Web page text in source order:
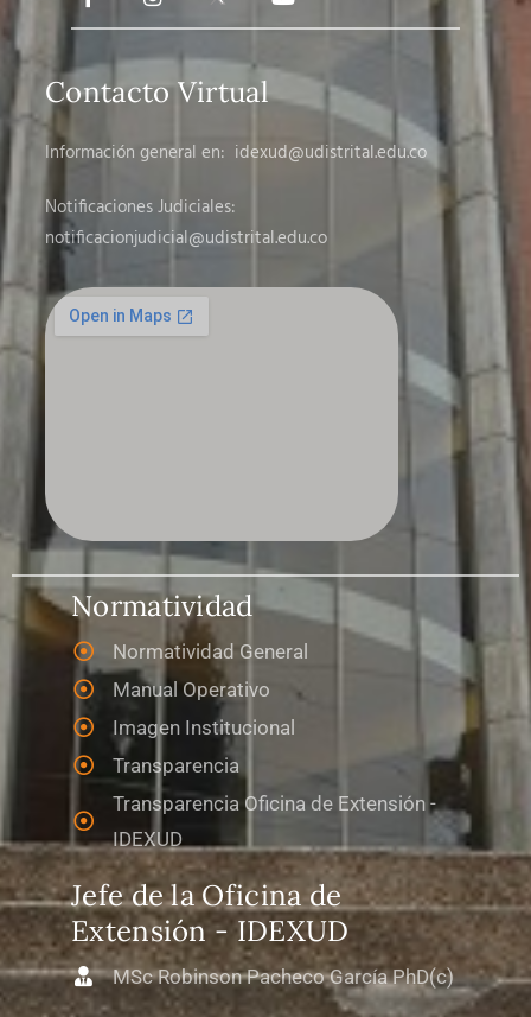
Contacto Virtual
Información general en: idexud@udistrital.edu.co
Notificaciones Judiciales:
notificacionjudicial@udistrital.edu.co
Normatividad
Normatividad General
Manual Operativo
Imagen Institucional
Transparencia
Transparencia Oficina de Extensión -
IDEXUD
Jefe de la Oficina de
Extensión - IDEXUD
MSc Robinson Pacheco García PhD(c)